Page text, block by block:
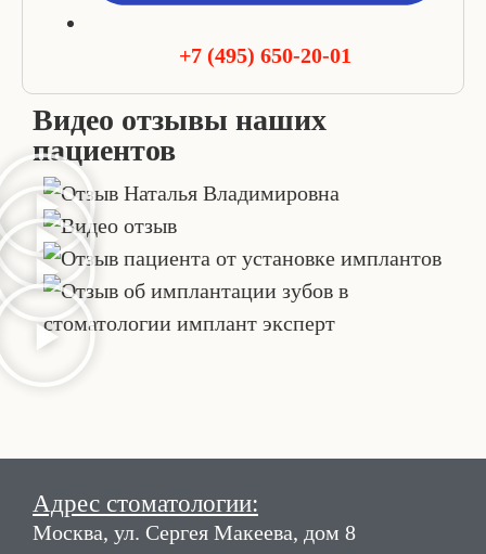
+7 (495) 650-20-01
Видео отзывы наших
пациентов
Адрес стоматологии:
Москва, ул. Сергея Макеева, дом 8